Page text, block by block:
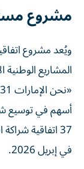
مشروع
ويُعد مشروع
المشاريع
أسهم في توسيع
37 اتفاقية
في إبريل 2026.